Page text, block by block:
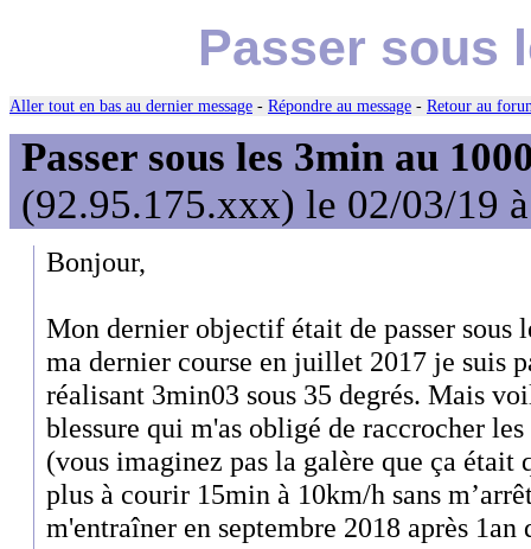
Passer sous
Aller tout en bas au dernier message - Répondre au message - Retour au
Passer sous les 3min au
(92.95.175.xxx) le 02/03/19
Bonjour,
Mon dernier objectif était de passer sous
ma dernier course en juillet 2017 je suis
réalisant 3min03 sous 35 degrés. Mais
blessure qui m'as obligé de raccrocher les
(vous imaginez pas la galère que ça
plus à courir 15min à 10km/h sans
m'entraîner en septembre 2018 après 1an